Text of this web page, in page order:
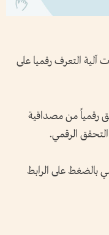
آلية التعرف رقميا على
رقمياً من مصداقية
الرقمي.
بالضغط على الرابط